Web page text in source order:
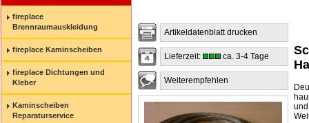
fireplace
Brennraumauskleidung
fireplace Kaminscheiben
fireplace Dichtungen und
Kleber
Kaminscheiben
Reparaturservice
Artikeldatenblatt drucken
Lieferzeit: ca. 3-4 Tage
Weiterempfehlen